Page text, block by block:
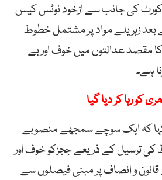
کورٹ کی جانب سے ازخود نوٹس کیس
بعد زہریلے مواد پر مشتمل خطوط
مقصد عدالتوں میں خوف اور بے
ہے۔
کو رہا کر دیا گیا
کہ ایک سوچے سمجھے منصوبے
ترسیل کے ذریعے ججزکو خوف اور
قانون و انصاف پر مبنی فیصلوں سے